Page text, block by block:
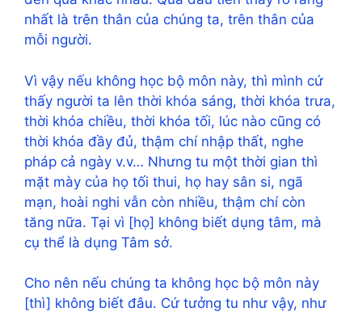
nhất là trên thân của chúng ta, trên thân của
mỗi người.
Vì vậy nếu không học bộ môn này, thì mình cứ
thấy người ta lên thời khóa sáng, thời khóa trưa,
thời khóa chiều, thời khóa tối, lúc nào cũng có
thời khóa đầy đủ, thậm chí nhập thất, nghe
pháp cả ngày v.v… Nhưng tu một thời gian thì
mặt mày của họ tối thui, họ hay sân si, ngã
mạn, hoài nghi vẫn còn nhiều, thậm chí còn
tăng nữa. Tại vì [họ] không biết dụng tâm, mà
cụ thể là dụng Tâm sở.
Cho nên nếu chúng ta không học bộ môn này
[thì] không biết đâu. Cứ tưởng tu như vậy, như